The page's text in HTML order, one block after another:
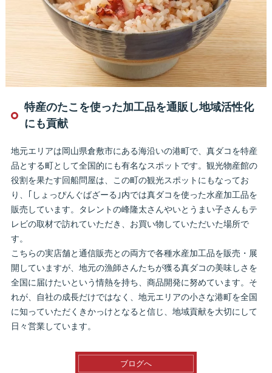
特産のたこを使った加工品を通販し地域活性化
にも貢献
地元エリアは岡山県倉敷市にある海沿いの港町で、真ダコを特産
品とする町として全国的にも有名なスポットです。観光物産館の
役割を果たす回船問屋は、この町の観光スポットにもなってお
り、｢しょっぴんぐばざーる｣内では真ダコを使った水産加工品を
販売しています。タレントの峰隆太さんやいとうまい子さんもテ
レビの取材で訪れていただき、お買い物していただいた場所で
す。
こちらの実店舗と通信販売との両方で各種水産加工品を販売・展
開していますが、地元の漁師さんたちが獲る真ダコの美味しさを
全国に届けたいという情熱を持ち、商品開発に努めています。そ
れが、自社の成長だけではなく、地元エリアの小さな港町を全国
に知っていただくきかっけとなると信じ、地域貢献を大切にして
日々営業しています。
ブログへ